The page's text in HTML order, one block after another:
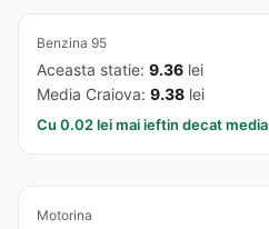
Benzina 95
Aceasta statie: 9.36 lei
Media Craiova: 9.38 lei
Cu 0.02 lei mai ieftin decat media
Motorina